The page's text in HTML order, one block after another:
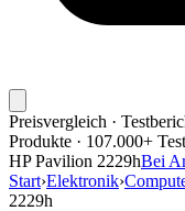
Preisvergleich ·
Produkte · 107.000+
HP Pavilion 2229hBei
Start›Elektronik›
2229h